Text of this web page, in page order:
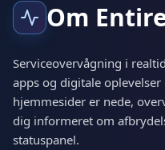
Om
Serviceovervågning i
apps og digitale
hjemmesider er nede,
dig informeret om
statuspanel.